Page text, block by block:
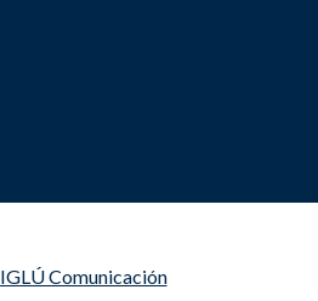
IGLÚ Comunicación